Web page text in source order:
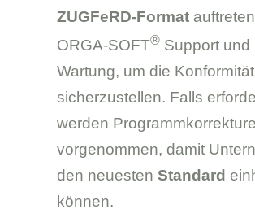
ZUGFeRD-Format
ORGA-SOFT®Support und
Wartung, um die Konformität
sicherzustellen. Falls
werden
vorgenommen, damit
den neuesten Standard
können.